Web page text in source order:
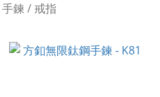
手鍊 / 戒指